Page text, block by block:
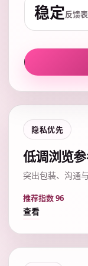
稳定反馈
隐私优先
低调浏览
突出包装、沟通
推荐指数 96
查看